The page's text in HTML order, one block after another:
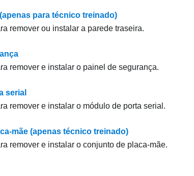
para técnico treinado)
remover ou instalar a parede traseira.
remover e instalar o painel de segurança.
serial
remover e instalar o módulo de porta serial.
mãe (apenas técnico treinado)
remover e instalar o conjunto de placa-mãe.